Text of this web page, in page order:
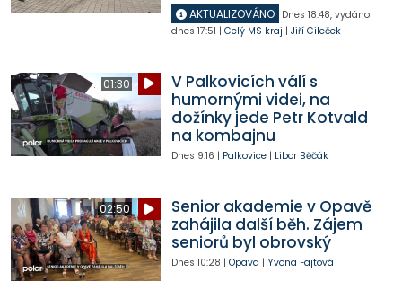
AKTUALIZOVÁNO Dnes 18:48, vydáno
dnes 17:51 | Celý MS kraj | Jiří Cileček
01:30
V Palkovicích válí s
humornými videi, na
dožínky jede Petr Kotvald
na kombajnu
Dnes 9:16 | Palkovice| Libor Běčák
02:50
Senior akademie v Opavě
zahájila další běh. Zájem
seniorů byl obrovský
Dnes 10:28 | Opava | Yvona Fajtová